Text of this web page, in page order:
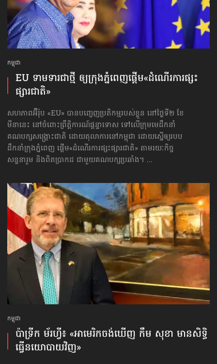
កម្ពុជា
EU ទាមទារជាថ្មី ឲ្យក្រុងភ្នំពេញ​ផ្ដើម«ដំណើរការ​ផ្សះ
ផ្សារជាតិ»
សហភាពអ៊ឺរ៉ុប «EU» បានបញ្ចេញប្រតិកម្មរបស់ខ្លួន នៅថ្ងៃទី២ ខែ
មីនានេះ នៅចំពោះព្រឹត្តិការណ៍ផ្ដន្ទាទោស ទៅលើក្រុម​​មេដឹកនាំ​
គណបក្ស​សង្គ្រោះជាតិ ដោយតុលាការនៅកម្ពុជា ដោយស្នើឲ្យរបប
ដឹកនាំក្រុងភ្នំពេញ ផ្ដើម​«ដំណើរការ​ផ្សះផ្សារជាតិ» តាមរយៈ​កិច្ច
សន្ទនារួម និងពិតប្រាកដ ជាមួយគណបក្សប្រឆាំង។ ...
កម្ពុជា
ប៉ាទ្រីក ម័រហ្វី៖ «អាមេរិក​ចង់​ឃើញ​ កឹម សុខា មានសិទ្ធិ​
ធ្វើ​នយោបាយវិញ»